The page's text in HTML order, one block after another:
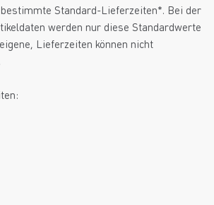
Standard-Lieferzeiten*. Bei der
werden nur diese Standardwerte
Lieferzeiten können nicht